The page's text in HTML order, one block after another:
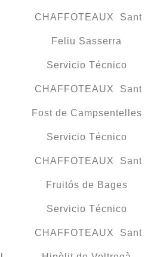
CHAFFOTEAUX Sant
Feliu Sasserra
Servicio Técnico
CHAFFOTEAUX Sant
Fost de Campsentelles
Servicio Técnico
CHAFFOTEAUX Sant
Fruitós de Bages
Servicio Técnico
CHAFFOTEAUX Sant